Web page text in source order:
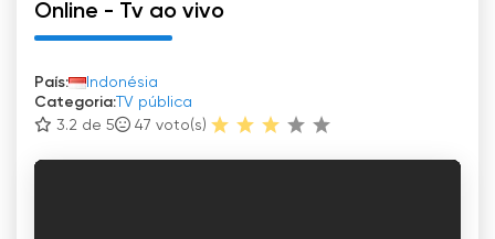
Online - Tv ao vivo
País:
Indonésia
Categoria: TV pública
3.2 de 5
47 voto(s)